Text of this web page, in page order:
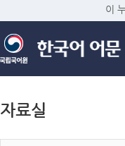
이
자료실